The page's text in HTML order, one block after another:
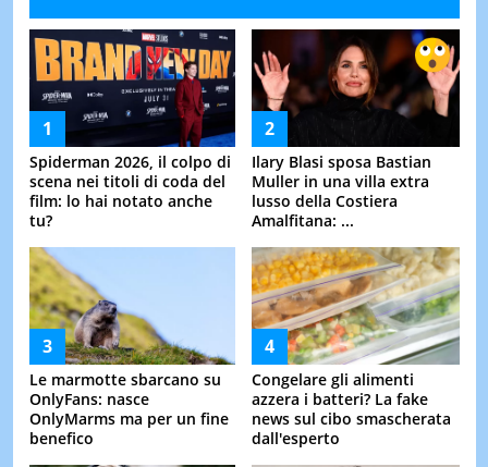
Spiderman 2026, il colpo di
scena nei titoli di coda del
film: lo hai notato anche
tu?
Ilary Blasi sposa Bastian
Muller in una villa extra
lusso della Costiera
Amalfitana: ...
Le marmotte sbarcano su
OnlyFans: nasce
OnlyMarms ma per un fine
benefico
Congelare gli alimenti
azzera i batteri? La fake
news sul cibo smascherata
dall'esperto